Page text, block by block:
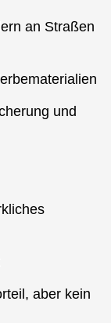
an Straßen
und
aber kein